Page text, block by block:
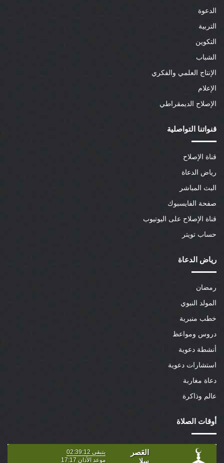
الدعوة
التربية
التكوين
الشباب
الإنتاج العلمي والفكري
الإعلام
الإصلاح الديمقراطي
قنواتنا التواصلية
قناة الإصلاح
رياض الدعاة
البث المباشر
صفحة الفايسبوك
قناة الإصلاح على اليوتيوب
حساب تويتر
رياض الدعاة
رمضان
المولد النبوي
خطب منبرية
دروس ومواعظ
أنشطة دعوية
استشارات دعوية
دعاة مغاربة
عالم وذاكرة
أوقات الصلاة